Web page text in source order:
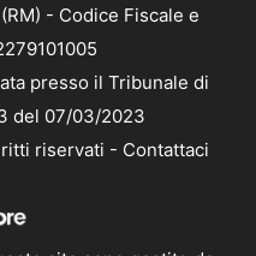
- Codice Fiscale e
presso il Tribunale di
del 07/03/2023
riservati - Contattaci